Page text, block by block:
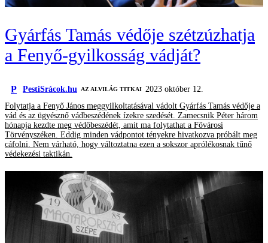
Gyárfás Tamás védője szétzúzhatja
a Fenyő-gyilkosság vádját?
P PestiSrácok.hu AZ ALVILÁG TITKAI 2023 október 12.
Folytatja a Fenyő János meggyilkoltatásával vádolt Gyárfás Tamás védője a
vád és az ügyésznő vádbeszédének ízekre szedését. Zamecsnik Péter három
hónapja kezdte meg védőbeszédét, amit ma folytathat a Fővárosi
Törvényszéken. Eddig minden vádpontot tényekre hivatkozva próbált meg
cáfolni. Nem várható, hogy változtatna ezen a sokszor aprólékosnak tűnő
védekezési taktikán.